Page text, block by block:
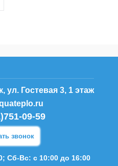
ул. Гостевая 3, 1 этаж
09-59
звонок
Сб-Вс: с 10:00 до 16:00